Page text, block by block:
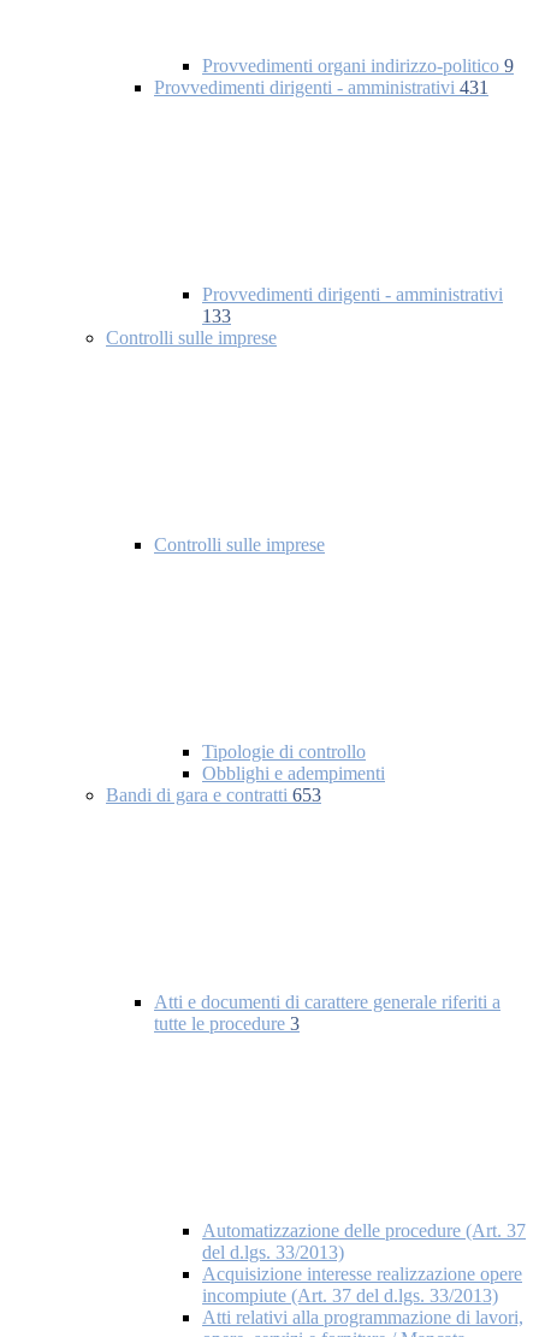
Provvedimenti organi indirizzo-politico 9
Provvedimenti dirigenti - amministrativi 431
Provvedimenti dirigenti - amministrativi
133
Controlli sulle imprese
Controlli sulle imprese
Tipologie di controllo
Obblighi e adempimenti
Bandi di gara e contratti 653
Atti e documenti di carattere generale riferiti a
tutte le procedure 3
Automatizzazione delle procedure (Art. 37
del d.lgs. 33/2013)
Acquisizione interesse realizzazione opere
incompiute (Art. 37 del d.lgs. 33/2013)
Atti relativi alla programmazione di lavori,